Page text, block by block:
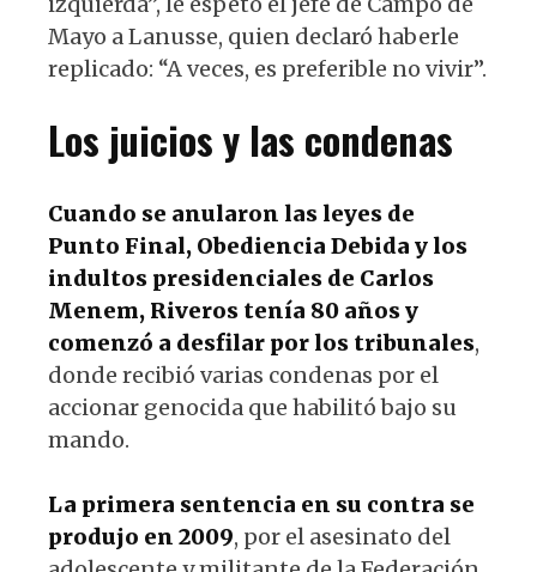
Mayo a Lanusse, quien declaró haberle
replicado: “A veces, es preferible no vivir”.
Los juicios y las condenas
Cuando se anularon las leyes de
Punto Final, Obediencia Debida y los
indultos presidenciales de Carlos
Menem, Riveros tenía 80 años y
comenzó a desfilar por los tribunales,
donde recibió varias condenas por el
accionar genocida que habilitó bajo su
mando.
La primera sentencia en su contra se
produjo en 2009, por el asesinato del